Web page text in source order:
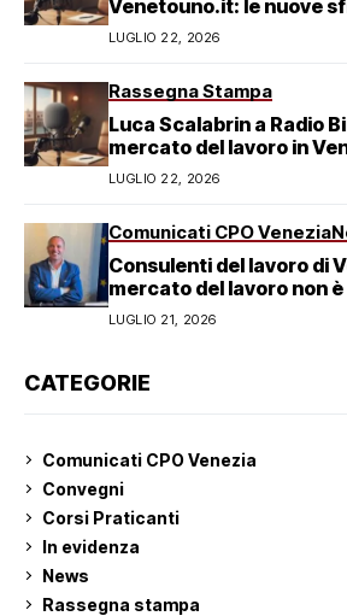
Venetouno.it: le nuove
del lavoro veneziano
LUGLIO 22, 2026
Rassegna Stampa
Luca Scalabrin a Radio
mercato del lavoro in
trasformazione”
LUGLIO 22, 2026
Comunicati CPO Venezia
Consulenti del lavoro di
mercato del lavoro non
trasformazione, serve
condivisa”
LUGLIO 21, 2026
CATEGORIE
Comunicati CPO Venezia
Convegni
Corsi Praticanti
In evidenza
News
Rassegna stampa